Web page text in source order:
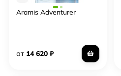
Aramis Adventurer
от 14 620 ₽